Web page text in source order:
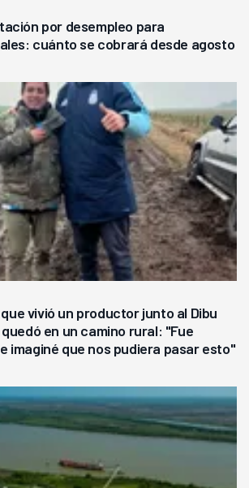
por desempleo para
cuánto se cobrará desde agosto
vivió un productor junto al Dibu
en un camino rural: "Fue
imaginé que nos pudiera pasar esto"